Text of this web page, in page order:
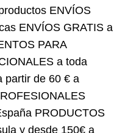
a toda
60 € a península y
un 20% en todos
de primeras
y Melilla
ENVÍOS
GRATIS a partir de
desde